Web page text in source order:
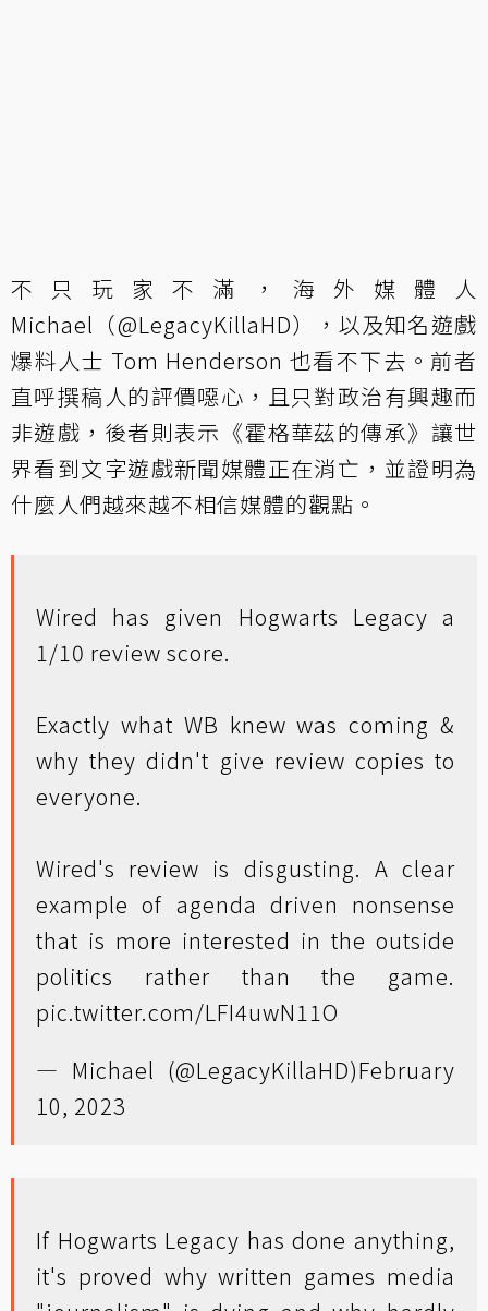
不只玩家不滿，海外媒體人
Michael（@LegacyKillaHD），以及知名遊戲
爆料人士 Tom Henderson 也看不下去。前者
直呼撰稿人的評價噁心，且只對政治有興趣而
非遊戲，後者則表示《霍格華茲的傳承》讓世
界看到文字遊戲新聞媒體正在消亡，並證明為
什麼人們越來越不相信媒體的觀點。
Wired has given Hogwarts Legacy a
1/10 review score.
Exactly what WB knew was coming &
why they didn't give review copies to
everyone.
Wired's review is disgusting. A clear
example of agenda driven nonsense
that is more interested in the outside
politics rather than the game.
pic.twitter.com/LFI4uwN11O
— Michael (@LegacyKillaHD)February
10, 2023
If Hogwarts Legacy has done anything,
it's proved why written games media